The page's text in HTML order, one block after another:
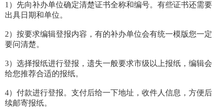
1）先向补办单位确定清楚证书全称和编号。有些证书还需要
出具日期和单位。
2）按要求编辑登报内容，有的补办单位会有统一模版您一定
要问清楚。
3）选择报纸进行登报，遗失一般要求市级以上报纸，编辑会
给您推荐合适的报纸。
4）付款进行登报。支付后给一下地址，收件人信息，方便后
续邮寄报纸。